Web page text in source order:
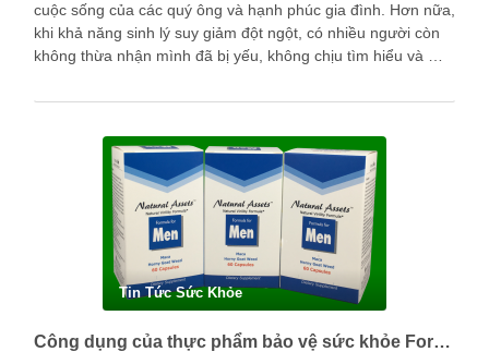
cuộc sống của các quý ông và hạnh phúc gia đình. Hơn nữa,
khi khả năng sinh lý suy giảm đột ngột, có nhiều người còn
không thừa nhận mình đã bị yếu, không chịu tìm hiểu và …
Tin Tức Sức Khỏe
Công dụng của thực phẩm bảo vệ sức khỏe Formula for men là gì?